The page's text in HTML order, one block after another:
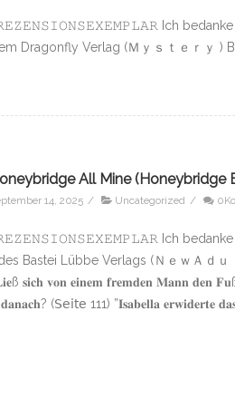
Ich bedanke
Dragonfly Verlag (Ｍｙｓｔｅｒｙ )
All Mine (Honeybridge
14, 2025 / Uncategorized /
Ich bedanke
Bastei Lübbe Verlags (ＮｅｗＡｄｕｌｔ
𝐬𝐢𝐜𝐡 𝐯𝐨𝐧 𝐞𝐢𝐧𝐞𝐦 𝐟𝐫𝐞𝐦𝐝𝐞𝐧 𝐌𝐚𝐧𝐧 𝐝𝐞𝐧
(𝖲𝖾𝗂𝗍𝖾 111) ”𝐈𝐬𝐚𝐛𝐞𝐥𝐥𝐚 𝐞𝐫𝐰𝐢𝐝𝐞𝐫𝐭𝐞